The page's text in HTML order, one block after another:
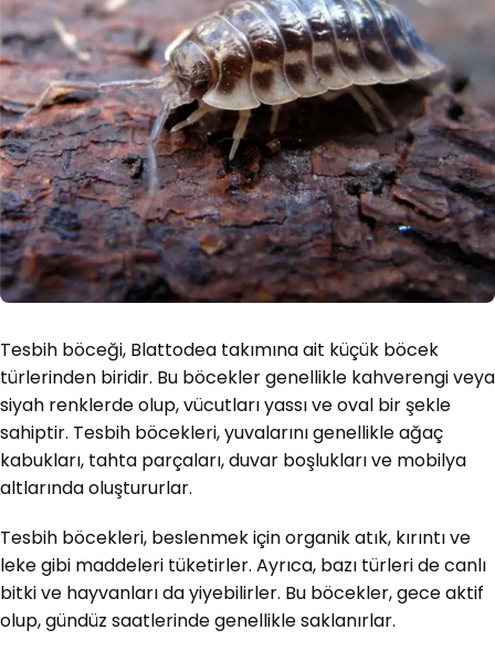
Tesbih böceği, Blattodea takımına ait küçük böcek
türlerinden biridir. Bu böcekler genellikle kahverengi veya
siyah renklerde olup, vücutları yassı ve oval bir şekle
sahiptir. Tesbih böcekleri, yuvalarını genellikle ağaç
kabukları, tahta parçaları, duvar boşlukları ve mobilya
altlarında oluştururlar.
Tesbih böcekleri, beslenmek için organik atık, kırıntı ve
leke gibi maddeleri tüketirler. Ayrıca, bazı türleri de canlı
bitki ve hayvanları da yiyebilirler. Bu böcekler, gece aktif
olup, gündüz saatlerinde genellikle saklanırlar.